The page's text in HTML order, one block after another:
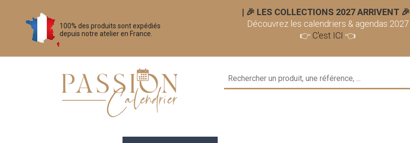
100% des produits sont expédiés
depuis notre atelier en France.
| 🎉 LES COLLECTIONS 2027 ARRIVENT 🎉
Découvrez les calendriers & agendas 2027
👉 C'est ICI 👈